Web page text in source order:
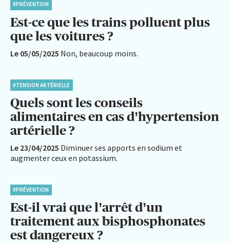
#PRÉVENTION
Est-ce que les trains polluent plus
que les voitures ?
Le 05/05/2025 Non, beaucoup moins.
#TENSION ARTÉRIELLE
Quels sont les conseils
alimentaires en cas d’hypertension
artérielle ?
Le 23/04/2025 Diminuer ses apports en sodium et
augmenter ceux en potassium.
#PRÉVENTION
Est-il vrai que l’arrêt d’un
traitement aux bisphosphonates
est dangereux ?